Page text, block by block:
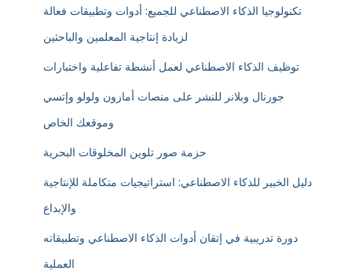
تكنولوجيا الذكاء الاصطناعي للجميع: أدوات وتطبيقات فعالة
لزيادة إنتاجية المعلمين والباحثين
توظيف الذكاء الاصطناعي لعمل أنشطة تفاعلية واختبارات
جورنال وبلانر للنشر على منصات أمازون ولولو وإتسي
وموقعك الخاص
حزمة صور تلوين المخلوقات البحرية
دليل الخبير للذكاء الاصطناعي: استراتيجيات متكاملة للإنتاجية
والإبداع
دورة تدريبية في إتقان أدوات الذكاء الاصطناعي وتطبيقاته
العملية